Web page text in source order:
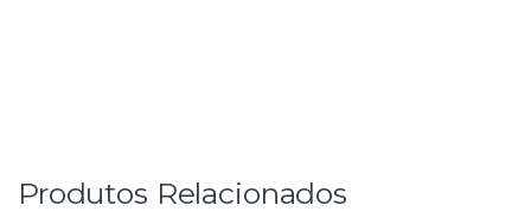
Produtos Relacionados